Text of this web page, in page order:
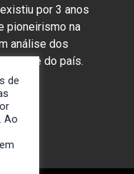
por 3 anos
pioneirismo na
análise dos
e do país.
de
Ao